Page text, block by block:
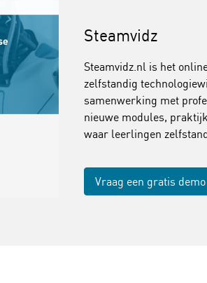
Steamvidz
Steamvidz.nl is het
zelfstandig
samenwerking met
nieuwe modules,
waar leerlingen
Vraag een gratis demo